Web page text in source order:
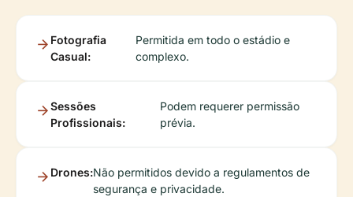
Fotografia
Casual:
Permitida em todo o estádio e
complexo.
Sessões
Profissionais:
Podem requerer permissão
prévia.
Drones:Não permitidos devido a regulamentos de
segurança e privacidade.